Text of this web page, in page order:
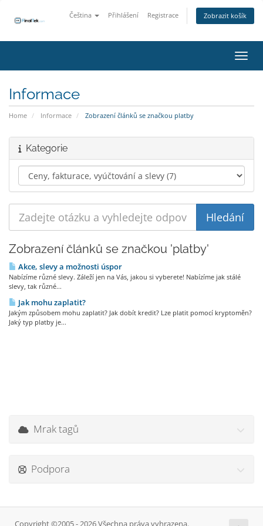
Čeština Přihlášení Registrace Zobrazit košík
Informace
Home Informace Zobrazení článků se značkou platby
Kategorie
Zobrazení článků se značkou 'platby'
Akce, slevy a možnosti úspor
Nabízíme různé slevy. Záleží jen na Vás, jakou si vyberete! Nabízíme jak stálé
slevy, tak různé...
Jak mohu zaplatit?
Jakým způsobem mohu zaplatit? Jak dobít kredit? Lze platit pomocí kryptoměn?
Jaký typ platby je...
Mrak tagů
Podpora
Copyright ©2005 - 2026 Všechna práva vyhrazena.